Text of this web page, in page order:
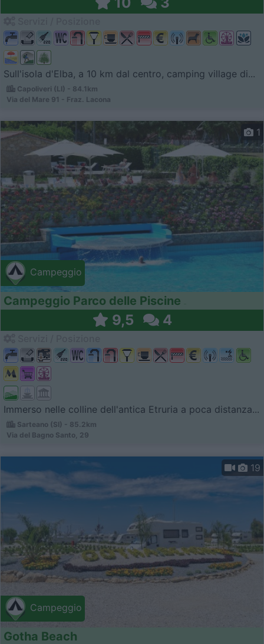
Sull'isola d'Elba, a 10 km dal centro, camping village di...
Capoliveri (LI) - 84.1km
Via del Mare 91 - Fraz. Lacona
Campeggio
1
Campeggio Parco delle Piscine
9,5 4
Immerso nelle colline dell'antica Etruria a poca distanza...
Sarteano (SI) - 85.2km
Via del Bagno Santo, 29
Campeggio
19
Gotha Beach